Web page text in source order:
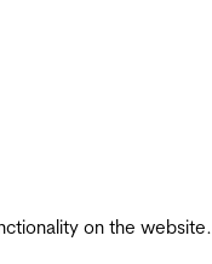
on the website.